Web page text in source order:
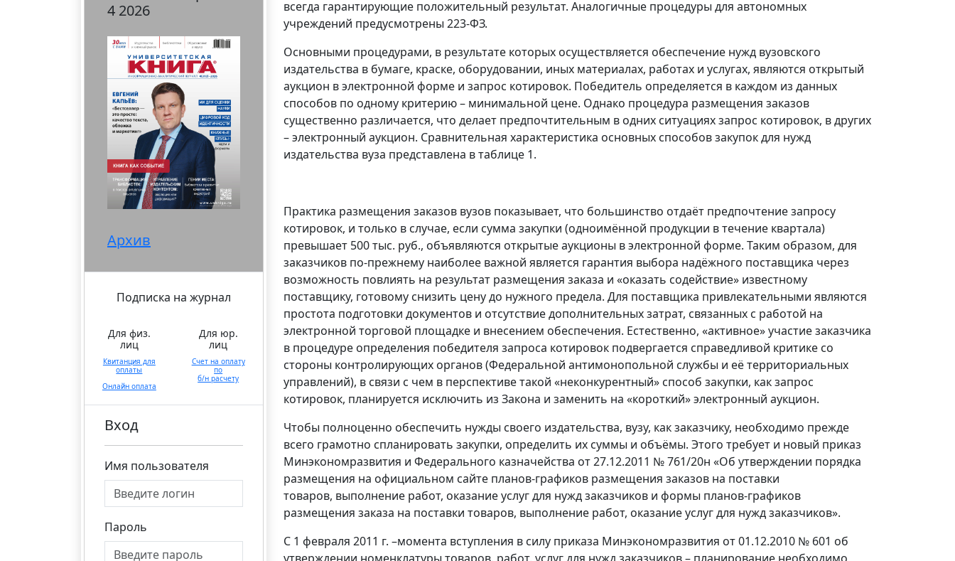
4 2026
Архив
Подписка на журнал
Для физ.
лиц
Квитанция для
оплаты
Онлайн оплата
Для юр.
лиц
Счет на оплату
по
б/н расчету
Вход
Имя пользователя
Пароль
всегда гарантирующие положительный результат. Аналогичные процедуры для автономных
учреждений предусмотрены 223-ФЗ.
Основными процедурами, в результате которых осуществляется обеспечение нужд вузовского
издательства в бумаге, краске, оборудовании, иных материалах, работах и услугах, являются открытый
аукцион в электронной форме и запрос котировок. Победитель определяется в каждом из данных
способов по одному критерию – минимальной цене. Однако процедура размещения заказов
существенно различается, что делает предпочтительным в одних ситуациях запрос котировок, в других
– электронный аукцион. Сравнительная характеристика основных способов закупок для нужд
издательства вуза представлена в таблице 1.
Практика размещения заказов вузов показывает, что большинство отдаёт предпочтение запросу
котировок, и только в случае, если сумма закупки (одноимённой продукции в течение квартала)
превышает 500 тыс. руб., объявляются открытые аукционы в электронной форме. Таким образом, для
заказчиков по-прежнему наиболее важной является гарантия выбора надёжного поставщика через
возможность повлиять на результат размещения заказа и «оказать содействие» известному
поставщику, готовому снизить цену до нужного предела. Для поставщика привлекательными являются
простота подготовки документов и отсутствие дополнительных затрат, связанных с работой на
электронной торговой площадке и внесением обеспечения. Естественно, «активное» участие заказчика
в процедуре определения победителя запроса котировок подвергается справедливой критике со
стороны контролирующих органов (Федеральной антимонопольной службы и её территориальных
управлений), в связи с чем в перспективе такой «неконкурентный» способ закупки, как запрос
котировок, планируется исключить из Закона и заменить на «короткий» электронный аукцион.
Чтобы полноценно обеспечить нужды своего издательства, вузу, как заказчику, необходимо прежде
всего грамотно спланировать закупки, определить их суммы и объёмы. Этого требует и новый приказ
Минэкономразвития и Федерального казначейства от 27.12.2011 № 761/20н «Об утверждении порядка
размещения на официальном сайте планов-графиков размещения заказов на поставки
товаров, выполнение работ, оказание услуг для нужд заказчиков и формы планов-графиков
размещения заказа на поставки товаров, выполнение работ, оказание услуг для нужд заказчиков».
С 1 февраля 2011 г. –момента вступления в силу приказа Минэкономразвития от 01.12.2010 № 601 об